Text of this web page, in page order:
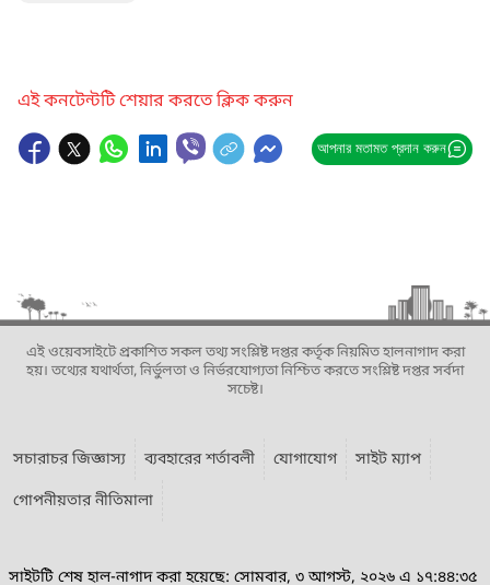
এই কনটেন্টটি শেয়ার করতে ক্লিক করুন
আপনার মতামত প্রদান করুন
এই ওয়েবসাইটে প্রকাশিত সকল তথ্য সংশ্লিষ্ট দপ্তর কর্তৃক নিয়মিত হালনাগাদ করা
হয়। তথ্যের যথার্থতা, নির্ভুলতা ও নির্ভরযোগ্যতা নিশ্চিত করতে সংশ্লিষ্ট দপ্তর সর্বদা
সচেষ্ট।
সচারাচর জিজ্ঞাস্য ব্যবহারের শর্তাবলী যোগাযোগ
সাইট ম্যাপ
গোপনীয়তার নীতিমালা
সাইটটি শেষ হাল-নাগাদ করা হয়েছে: সোমবার, ৩ আগস্ট, ২০২৬ এ ১৭:৪৪:৩৫